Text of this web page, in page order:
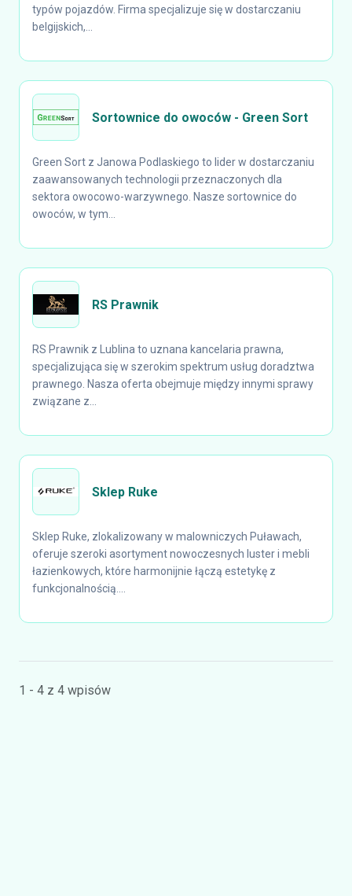
typów pojazdów. Firma specjalizuje się w dostarczaniu
belgijskich,...
Sortownice do owoców - Green Sort
Green Sort z Janowa Podlaskiego to lider w dostarczaniu
zaawansowanych technologii przeznaczonych dla
sektora owocowo-warzywnego. Nasze sortownice do
owoców, w tym...
RS Prawnik
RS Prawnik z Lublina to uznana kancelaria prawna,
specjalizująca się w szerokim spektrum usług doradztwa
prawnego. Nasza oferta obejmuje między innymi sprawy
związane z...
Sklep Ruke
Sklep Ruke, zlokalizowany w malowniczych Puławach,
oferuje szeroki asortyment nowoczesnych luster i mebli
łazienkowych, które harmonijnie łączą estetykę z
funkcjonalnością....
1 - 4 z 4 wpisów